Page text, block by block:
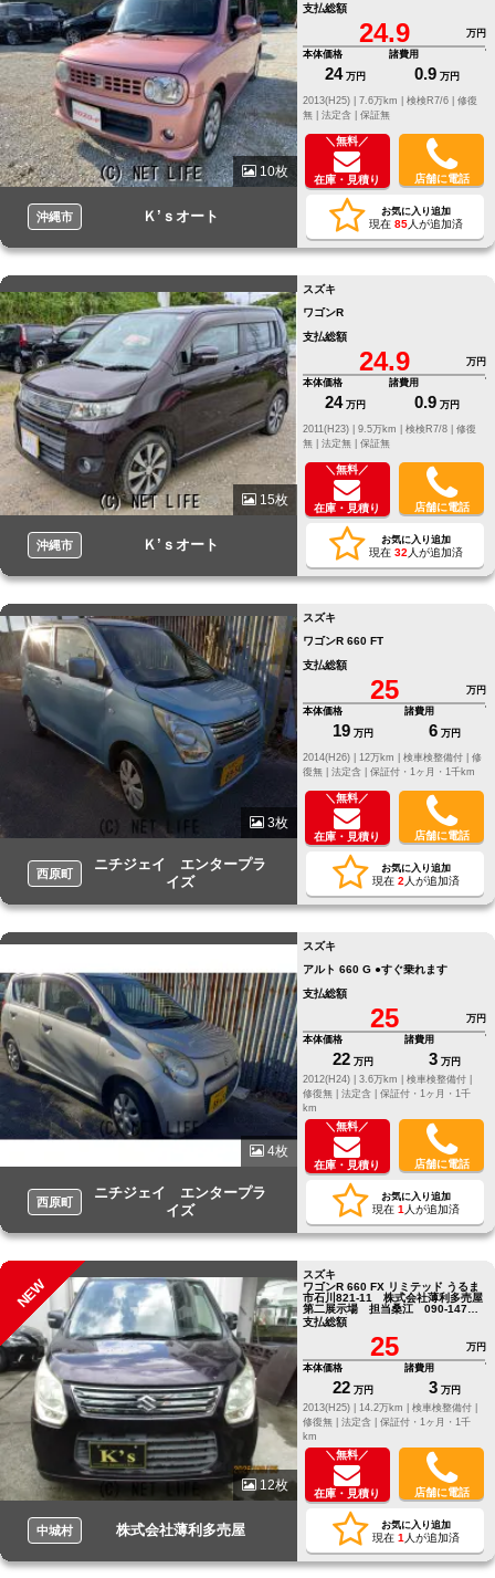
10枚
沖縄市 Ｋ’ｓオート
支払総額
24.9
万円
本体価格
24 万円
諸費用
0.9 万円
修復
無 | 法定含 | 保証無
＼無料／
在庫・見積り 店舗に電話
お気に入り追加
現在 85人が追加済
15枚
沖縄市 Ｋ’ｓオート
スズキ
ワゴンR
支払総額
24.9
万円
本体価格
24 万円
諸費用
0.9 万円
修復
無 | 法定無 | 保証無
＼無料／
在庫・見積り 店舗に電話
お気に入り追加
現在 32 人が追加済
3枚
西原町
ニチジェイ エンタープラ
イズ
スズキ
ワゴンR 660 FT
支払総額
25
万円
本体価格
19 万円
諸費用
6 万円
修
復無 | 法定含 | 保証付・1ヶ月・1千km
＼無料／
在庫・見積り 店舗に電話
お気に入り追加
現在 2 人が追加済
4枚
西原町
ニチジェイ エンタープラ
イズ
スズキ
アルト 660 G ●すぐ乗れます
支払総額
25
万円
本体価格
22 万円
諸費用
3 万円
2012(H24) |
3.6万km |
検車検整備付 |
修復無 | 法定含 | 保証付・1ヶ月・1千
km
＼無料／
在庫・見積り 店舗に電話
お気に入り追加
現在 1 人が追加済
NEW
12枚
中城村 株式会社薄利多売屋
スズキ
ワゴンR 660 FX リミテッド うるま
市石川821-11 株式会社薄利多売屋
第二展示場 担当桑江 090-1472
－0119迄
支払総額
25
万円
本体価格
22 万円
諸費用
3 万円
2013(H25) |
14.2万km |
検車検整備付 |
修復無 | 法定含 | 保証付・1ヶ月・1千
km
＼無料／
在庫・見積り 店舗に電話
お気に入り追加
現在 1 人が追加済